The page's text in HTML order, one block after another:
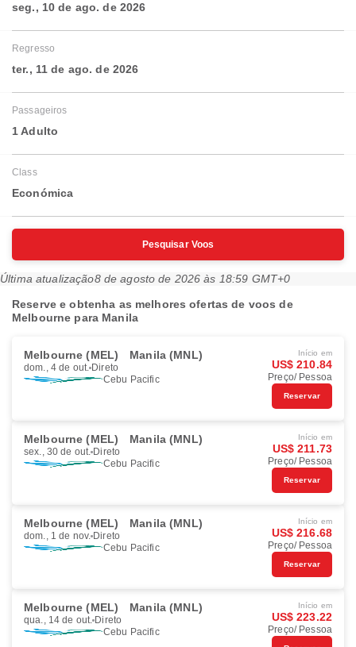
seg., 10 de ago. de 2026
Regresso
ter., 11 de ago. de 2026
Passageiros
1 Adulto
Class
Económica
Pesquisar Voos
Última atualização8 de agosto de 2026 às 18:59 GMT+0
Reserve e obtenha as melhores ofertas de voos de
Melbourne para Manila
Melbourne (MEL) Manila (MNL)
dom., 4 de out. Direto
Cebu Pacific
Início em
US$ 210.84
Preço/ Pessoa
Reservar
Melbourne (MEL) Manila (MNL)
sex., 30 de out. Direto
Cebu Pacific
Início em
US$ 211.73
Preço/ Pessoa
Reservar
Melbourne (MEL) Manila (MNL)
dom., 1 de nov. Direto
Cebu Pacific
Início em
US$ 216.68
Preço/ Pessoa
Reservar
Melbourne (MEL) Manila (MNL)
qua., 14 de out. Direto
Cebu Pacific
Início em
US$ 223.22
Preço/ Pessoa